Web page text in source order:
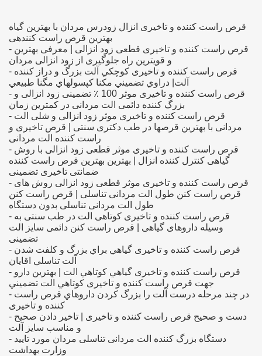
قرص راست کننده و تاخیری انزال زودرس مردان با بهترین گیاه
بهترین قرص راست کنندهی
- قرص راست کننده و تاخیری قطعی زود انزالی | معرفی بهترین
و قویترین راه جلوگیری از زود انزالی مردان
- قرص راست کننده و تاخیری كوچكي آلت بزرگ و دراز كننده
آلت| دراوي تضميني مكنا كپسولهاي مگنا طبيعي
- قرص راست کننده و تاخیری موثر 100 ٪ تضمینی زود انزالی و
بزرگ کننده دائمی الت مردانی در کمترین زمان
- قرص راست کننده و تاخیری موثر زود انزالی و شلی الت
مردانی با بهترین قرصها در طب دکتری سنتی | قرص تاخیری و
راست کننده الت مردانی
- قرص راست کننده و تاخیری موثر قطعی زود انزالی با روش
گیاهی کنترل کننده انزال | بهترین بهترین قرص راست کننده
ضمانتی تاخیری تضمینی
- قرص راست کننده و تاخیری موثر قطعی زود انزالی روش های
قرص راست کنن طول الت مردانی تناسلی | قرص راست کنن
طول الت مردانی تناسلی بدون دستگاه
- قرص راست کننده و تاخیری کوتاهی الت در طب سنتی به
وسیله داروهای گیاهی | قرص راست کنن دائمی سایز الت
تضمینی
- قرص راست کننده و تاخیری گياهي براي بزرگ و كلفت شدن
آلت تناسلي اقايان
- قرص راست کننده و تاخیری گياهي كوتاهي الت | بهترين دارو
جهت قرص راست کننده و تاخیری كوتاهي الت تضميني
- در چند مرحله درست آلت را بزرگ كردن داروهاي قرص راست
کننده و تاخیری
- دست و صحيح قرص راست کننده و تاخیری | تاخير دادن صحيح
و مناسب سايز آلت
- دستگاه بزرگ کننده الت مردانی تناسلی مردان مورد تایید
وزارت بهداشت
=> افزایش طول الت از طریق طب
=> قوی ترین و تضمینی ترین داروی گیاهی برای دیرتر ارضا شدن,
=> بهترين قرص براي افزايش سايز و قطر
=> روش سنتي
=> افزايش
=> قرص